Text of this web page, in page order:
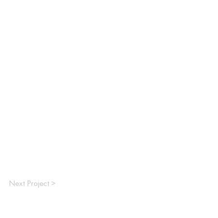
Next Project >